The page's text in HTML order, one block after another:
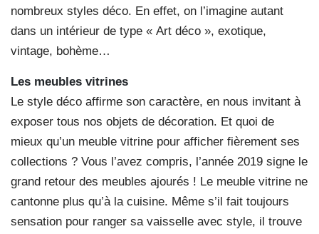
nombreux styles déco. En effet, on l’imagine autant
dans un intérieur de type « Art déco », exotique,
vintage, bohème…
Les meubles vitrines
Le style déco affirme son caractère, en nous invitant à
exposer tous nos objets de décoration. Et quoi de
mieux qu’un meuble vitrine pour afficher fièrement ses
collections ? Vous l’avez compris, l’année 2019 signe le
grand retour des meubles ajourés ! Le meuble vitrine ne
cantonne plus qu’à la cuisine. Même s’il fait toujours
sensation pour ranger sa vaisselle avec style, il trouve